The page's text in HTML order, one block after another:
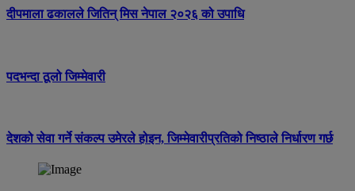
दीपमाला ढकालले जितिन् मिस नेपाल २०२६ को उपाधि
पदभन्दा ठूलो जिम्मेवारी
देशको सेवा गर्ने संकल्प उमेरले होइन, जिम्मेवारीप्रतिको निष्ठाले निर्धारण गर्छ